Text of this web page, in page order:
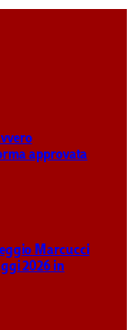
approvata
Marcucci
2026 in